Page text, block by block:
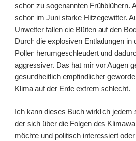
schon zu sogenannten Frühblühern.
schon im Juni starke Hitzegewitter.
Unwetter fallen die Blüten auf den
Durch die explosiven Entladungen in
Pollen herumgeschleudert und
aggressiver. Das hat mir vor Augen
gesundheitlich empfindlicher
Klima auf der Erde extrem schlecht.
Ich kann dieses Buch wirklich jedem
der sich über die Folgen des
möchte und politisch interessiert